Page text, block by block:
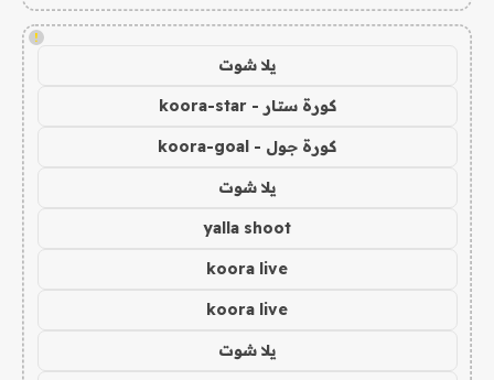
!
يلا شوت
كورة ستار - koora-star
كورة جول - koora-goal
يلا شوت
yalla shoot
koora live
koora live
يلا شوت